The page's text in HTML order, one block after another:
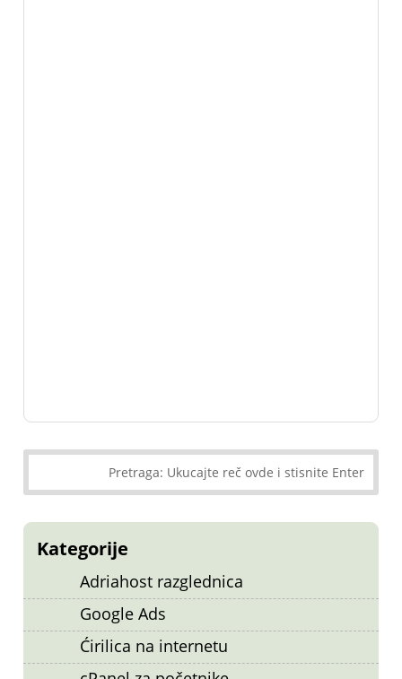
Kategorije
Adriahost razglednica
Google Ads
Ćirilica na internetu